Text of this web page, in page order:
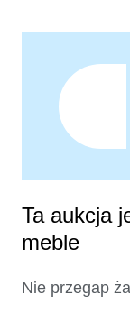
Ta aukcja
meble
Nie przegap